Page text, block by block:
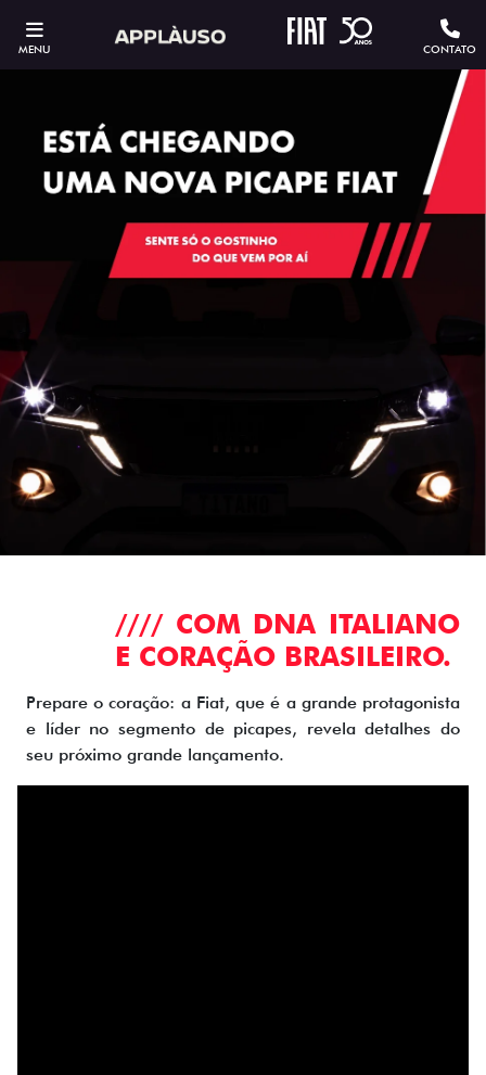
MENU CONTATO
//// COM DNA ITALIANO
E CORAÇÃO BRASILEIRO.
Prepare o coração: a Fiat, que é a grande protagonista
e líder no segmento de picapes, revela detalhes do
seu próximo grande lançamento.